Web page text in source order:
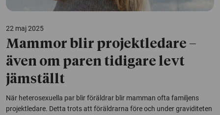
22 maj 2025
Mammor blir projektledare –
även om paren tidigare levt
jämställt
När heterosexuella par blir föräldrar blir mamman ofta familjens
projektledare. Detta trots att föräldrarna före och under graviditeten